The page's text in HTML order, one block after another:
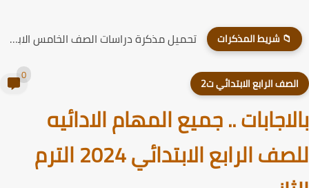
📁 شريط المذكرات مذكرة الدراسات للصف الخامس الابتدائي الترم الاول 2026
الرابع الابتدائي ت2
.. جميع المهام الادائيه
للصف الرابع الابتدائي 2024 الترم